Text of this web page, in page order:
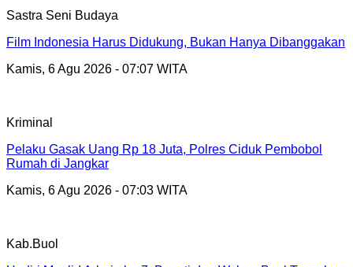
Sastra Seni Budaya
Film Indonesia Harus Didukung, Bukan Hanya Dibanggakan
Kamis, 6 Agu 2026 - 07:07 WITA
Kriminal
Pelaku Gasak Uang Rp 18 Juta, Polres Ciduk Pembobol
Rumah di Jangkar
Kamis, 6 Agu 2026 - 07:03 WITA
Kab.Buol